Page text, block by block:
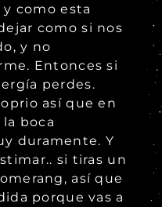
como esta
como si nos
y no
Entonces si
perdes.
así que en
boca
duramente. Y
si tiras un
así que
porque vas a